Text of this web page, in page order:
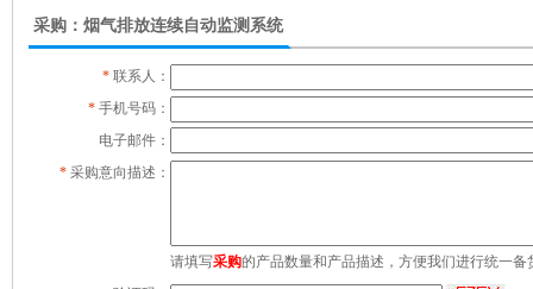
采购：烟气排放连续自动监测系统
*联系人：
*手机号码：
电子邮件：
*采购意向描述：
请填写采购的产品数量和产品描述，方便我们进行统一备